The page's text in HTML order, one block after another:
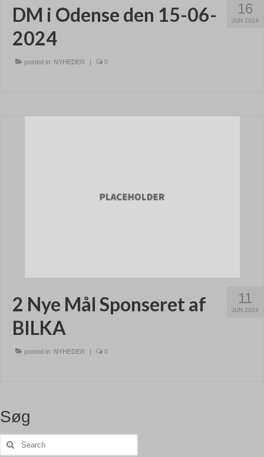
16
JUN 2024
DM i Odense den 15-06-
2024
posted in: NYHEDER 0
11
JUN 2024
2 Nye Mål Sponseret af
BILKA
posted in: NYHEDER | 0
Søg
Search
for: